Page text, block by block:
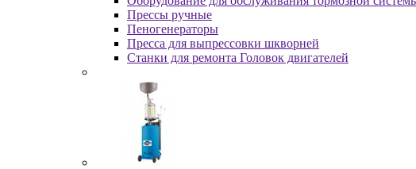
Пpeccы pучныe
Пеногенераторы
Пресса для выпрессовки шкворней
Станки для ремонта Головок двигателей